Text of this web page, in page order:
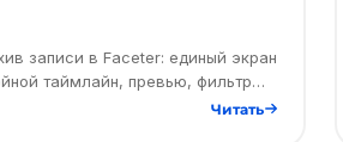
записи в Faceter: единый экран
таймлайн, превью, фильтр
переключение между
Читать